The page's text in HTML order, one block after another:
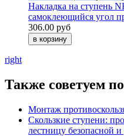
Накладка на ступень
самоклеющийся угол
306.00 руб
right
Также советуем
Монтаж
Скользкие ступени:
лестницу безопасной